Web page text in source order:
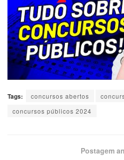
Tags: concursos abertos
concursos públicos 2024
Postagem